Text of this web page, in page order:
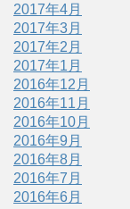
2017年4月
2017年3月
2017年2月
2017年1月
2016年12月
2016年11月
2016年10月
2016年9月
2016年8月
2016年7月
2016年6月